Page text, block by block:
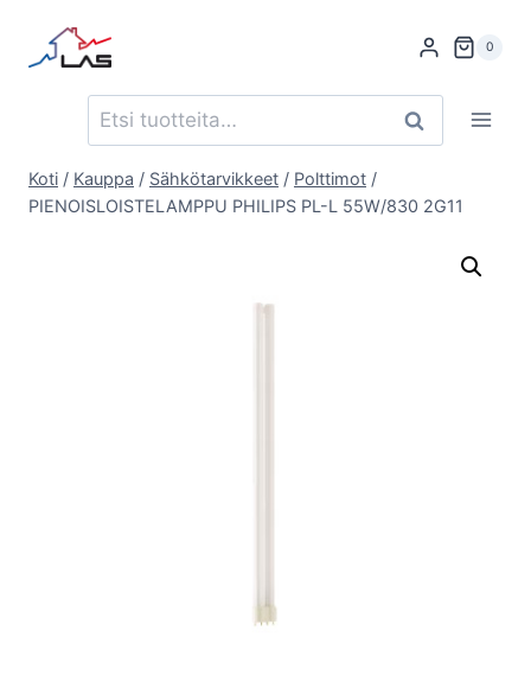
sisältöön
0
Etsi: Haku
Koti / Kauppa / Sähkötarvikkeet / Polttimot /
PIENOISLOISTELAMPPU PHILIPS PL-L 55W/830 2G11